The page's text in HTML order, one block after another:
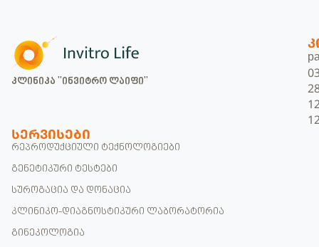
კლინიკა "ინვიტრო ლაიფი"
ᲡᲔᲠᲕᲘᲡᲔᲑᲘ
რეპროდუქციული ტექნოლოგიები
გენეტიკური ტესტები
სუროგაცია და დონაცია
კლინიკო-დიაგნოსტიკური ლაბორატორია
გინეკოლოგია